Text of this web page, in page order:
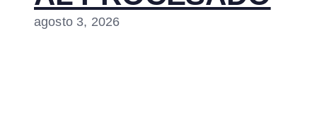
agosto 3, 2026